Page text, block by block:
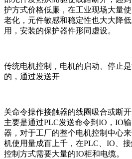
护方式价格低廉，在工业现场大量
老化，元件敏感和稳定性也大大降
用，安装的保护器件形同虚设。
传统电机控制，电机的启动、停止
的，通过发送开
关命令操作接触器的线圈吸合或断
主要是通过PLC发送命令到IO，IO
器，对于工厂的整个电机控制中心
机使用量成百上千，在PLC、IO、
控制方式需要大量的IO柜和电缆。